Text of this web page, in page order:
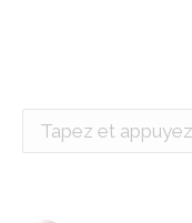
Recherche
: